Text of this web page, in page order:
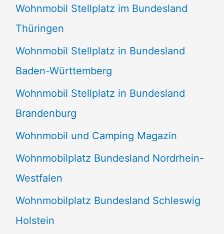
Wohnmobil Stellplatz im Bundesland
Thüringen
Wohnmobil Stellplatz in Bundesland
Baden-Württemberg
Wohnmobil Stellplatz in Bundesland
Brandenburg
Wohnmobil und Camping Magazin
Wohnmobilplatz Bundesland Nordrhein-
Westfalen
Wohnmobilplatz Bundesland Schleswig
Holstein